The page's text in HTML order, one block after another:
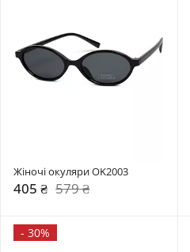
Жіночі окуляри OK2003
405 ₴ 579 ₴
- 30%